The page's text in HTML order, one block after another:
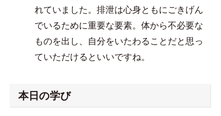
れていました。排泄は心身ともにごきげん
でいるために重要な要素。体から不必要な
ものを出し、自分をいたわることだと思っ
ていただけるといいですね。
本日の学び